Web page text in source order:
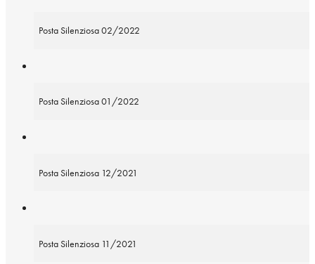
Posta Silenziosa 02/2022
Posta Silenziosa 01/2022
Posta Silenziosa 12/2021
Posta Silenziosa 11/2021